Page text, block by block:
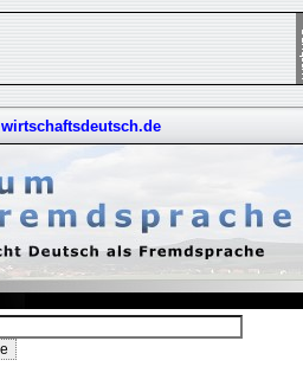
wirtschaftsdeutsch.de